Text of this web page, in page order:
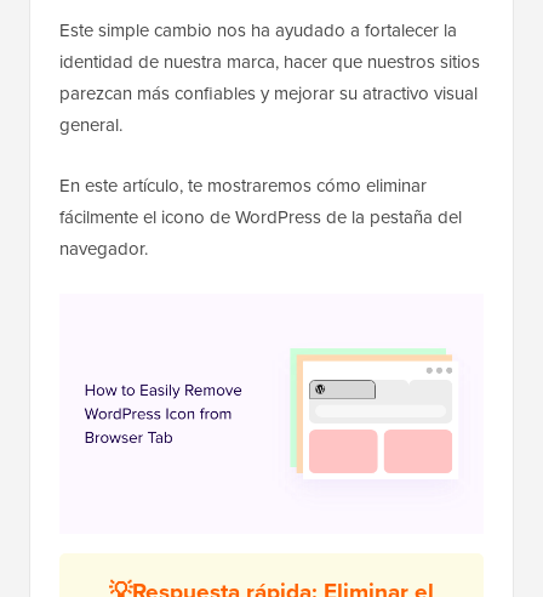
Este simple cambio nos ha ayudado a fortalecer la
identidad de nuestra marca, hacer que nuestros sitios
parezcan más confiables y mejorar su atractivo visual
general.
En este artículo, te mostraremos cómo eliminar
fácilmente el icono de WordPress de la pestaña del
navegador.